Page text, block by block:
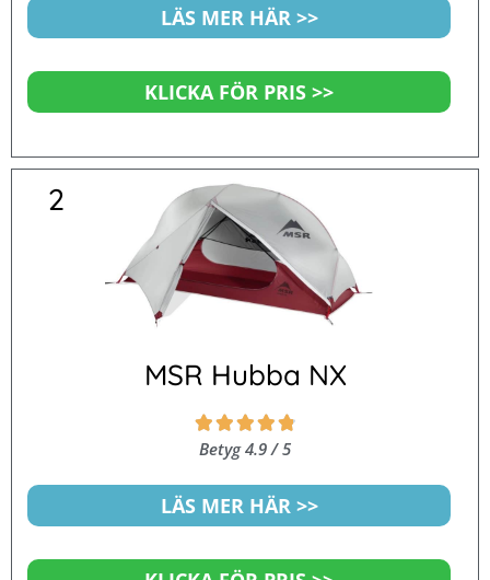
5
LÄS MER HÄR >>
KLICKA FÖR PRIS >>
2
MSR Hubba NX

5
Betyg 4.9 / 5
LÄS MER HÄR >>